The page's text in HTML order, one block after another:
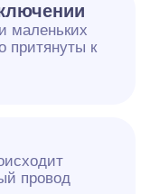
маленьких
притянуты к
провод